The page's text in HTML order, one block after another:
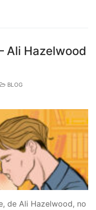
Ali Hazelwood
BLOG
de Ali Hazelwood, no